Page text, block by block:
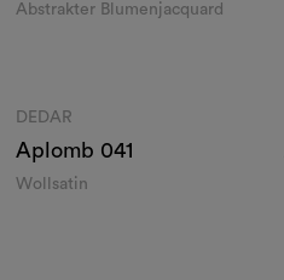
004
Abstrakter Blumenjacquard
DEDAR
Aplomb 041
Wollsatin